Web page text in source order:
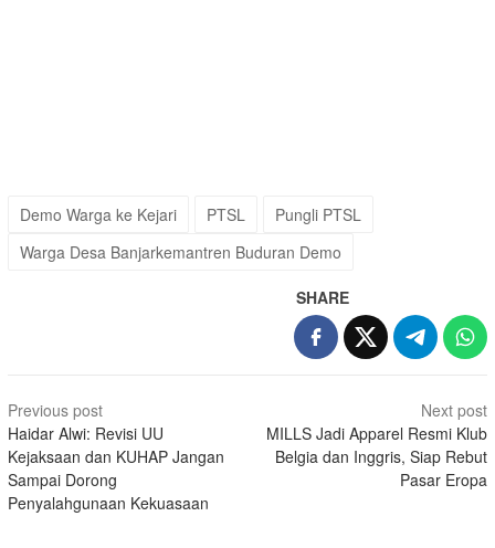
Demo Warga ke Kejari PTSL
Pungli PTSL
Warga Desa Banjarkemantren Buduran Demo
SHARE
Post
navigation
Previous post
Haidar Alwi: Revisi UU
Kejaksaan dan KUHAP Jangan
Sampai Dorong
Penyalahgunaan Kekuasaan
Next post
MILLS Jadi Apparel Resmi Klub
Belgia dan Inggris, Siap Rebut
Pasar Eropa